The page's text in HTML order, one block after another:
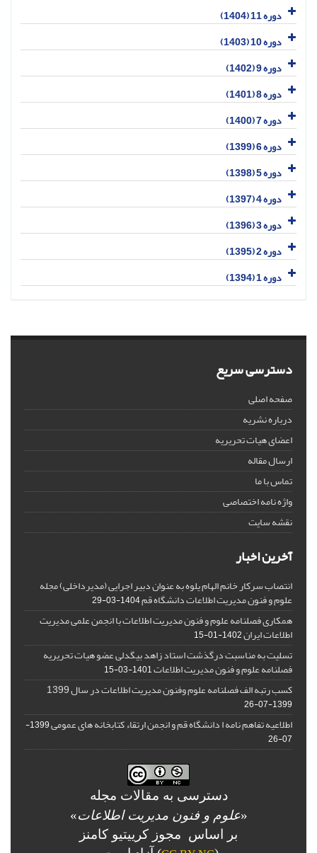
دوره 11 (1404)
دوره 10 (1403)
دوره 9 (1402)
دوره 8 (1401)
دوره 7 (1400)
دوره 6 (1399)
دوره 5 (1398)
دوره 4 (1397)
دوره 3 (1396)
دوره 2 (1395)
دوره 1 (1394)
دسترسی سریع
صفحه اصلی
درباره نشریه
اعضای هیات تحریریه
ارسال مقاله
تماس با ما
واژه نامه اختصاصی
نقشه سایت
آخرین اخبار
انتصاب سرکار خانم الهام یلوه به عنوان دبیر اجرایی (مدیرداخلی) مجله
علوم و فنون مدیریت اطلاعات دانشگاه قم1404-03-29
همکاری فصلنامه علوم و فنون مدیریت اطلاعات با انجمن علمی مدیریت
اطلاعات ایران1402-01-15
تسلیت به مناسبت درگذشت استاد زاهد بیگدلی عضو هیات تحریریه
فصلنامه علوم و فنون مدیریت اطلاعات1401-03-15
کسب رتبه الف فصلنامه علوم وفنون مدیریت اطلاعات در سال 1399
1399-07-26
اطلاعیه تفاهم نامه ا دانشگاه قم و انجمن ارتقاء کتابخانه های عمومی
1399-
07-26
دسترسی به مقالات مجله
«علوم و فنون مدیریت اطلاعات»
بر اساس مجوز کرییتیو کامنز